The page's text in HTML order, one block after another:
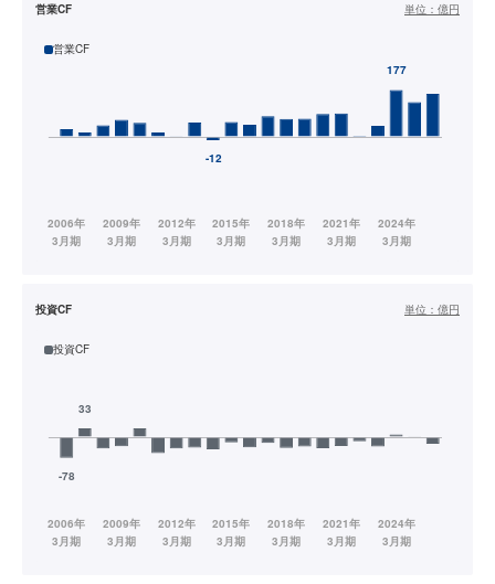
営業CF 単位： 億円
営業CF
投資CF 単位： 億円
投資CF